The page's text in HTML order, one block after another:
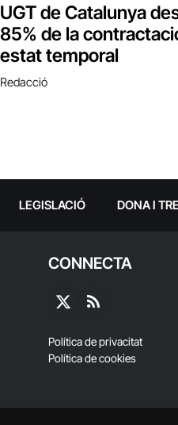
UGT de Catalunya
85% de la
estat temporal
Redacció
LEGISLACIÓ DONA I
CONNECTA
X
RSS
Política de privacitat
Política de cookies